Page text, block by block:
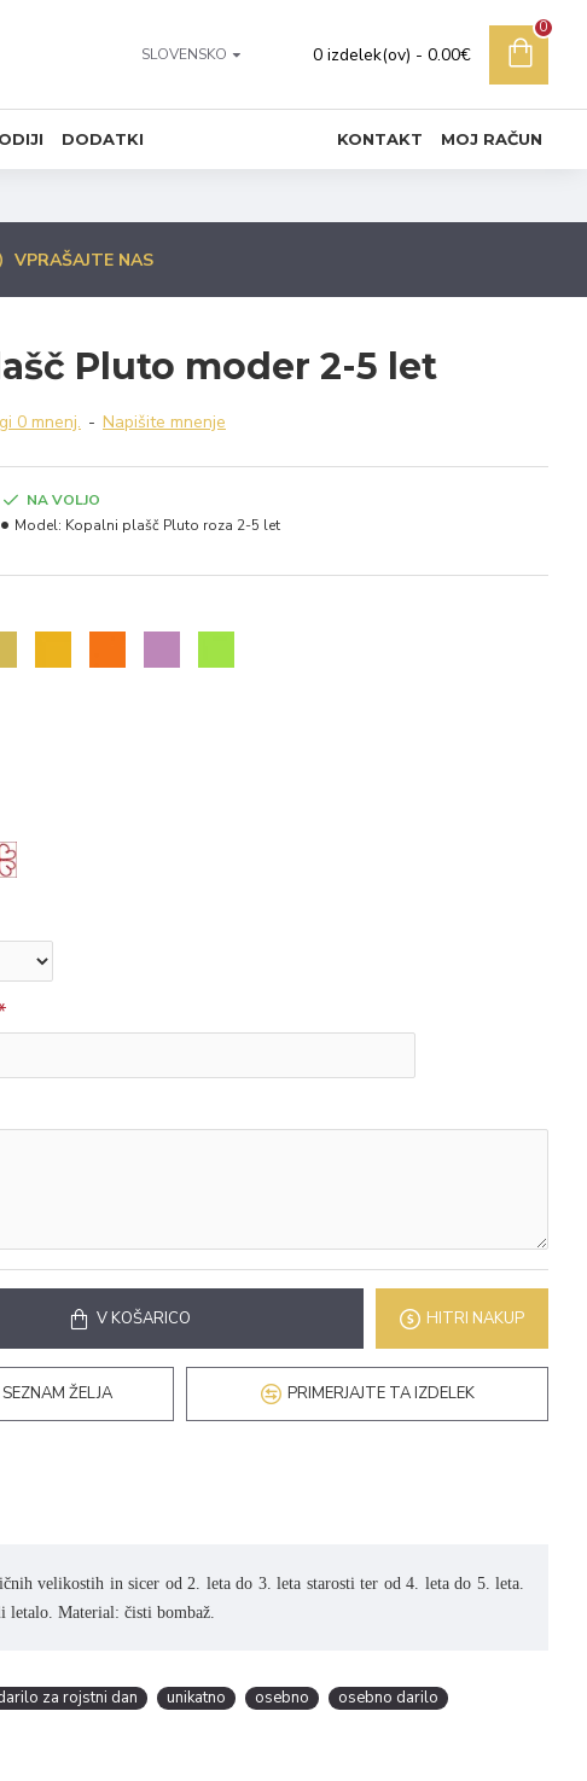
SLOVENSKO 0 izdelek(ov) - 0.00€
0
DODATKI KONTAKT MOJ RAČUN
VPRAŠAJTE NAS
Pluto moder 2-5 let
0 mnenj. - Napišite mnenje
NA VOLJO
Model: Kopalni plašč Pluto roza 2-5 let
V KOŠARICO HITRI NAKUP
ŽELJA PRIMERJAJTE TA IZDELEK
velikostih in sicer od 2. leta do 3. leta starosti ter od 4. leta do 5. leta.
letalo. Material: čisti bombaž.
za rojstni dan unikatno osebno
osebno darilo